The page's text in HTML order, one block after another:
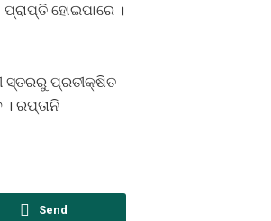
ହୋଇପାରେ ।
ସ୍ତରରୁ ପ୍ରତୀକ୍ଷିତ
ରପ୍ତାନି
Send